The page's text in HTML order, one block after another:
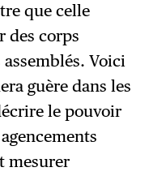
que celle
des corps
Voici
guère dans les
le pouvoir
mesurer